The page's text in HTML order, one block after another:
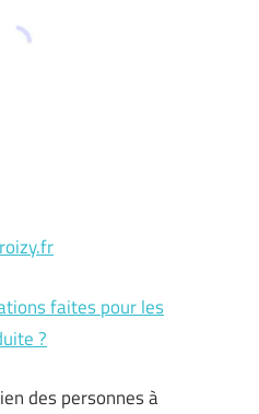
faites pour les
?
des personnes à